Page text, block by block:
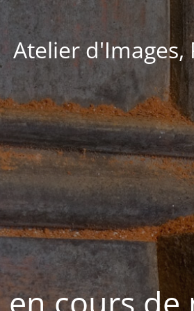
Atelier d'Images,
en cours de